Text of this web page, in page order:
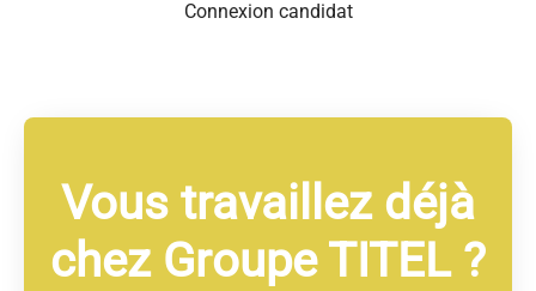
Connexion candidat
Vous travaillez déjà
chez Groupe TITEL ?